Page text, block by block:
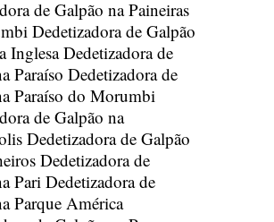
de Galpão na Paineiras
Dedetizadora de Galpão
InglesaDedetizadora de
Paraíso Dedetizadora de
Paraíso do Morumbi
de Galpão na
Dedetizadora de Galpão
Dedetizadora de
Pari Dedetizadora de
Parque América